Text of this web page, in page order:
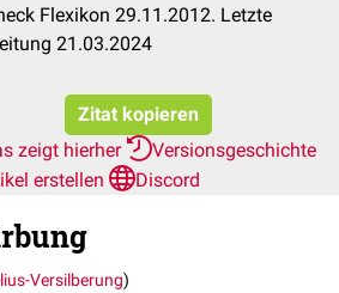
Flexikon 29.11.2012. Letzte
21.03.2024
Zitat kopieren
zeigt hierher
Versionsgeschichte
erstellen
Discord
Versilberung)